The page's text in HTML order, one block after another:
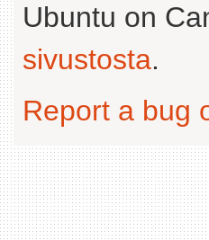
Ubuntu on
sivustosta.
Report a bug